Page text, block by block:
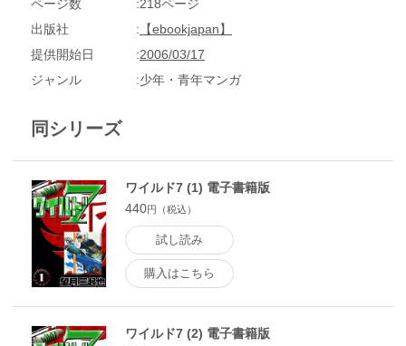
んでいた!!
ページ数
218ページ
出版社
【ebookjapan】
提供開始日
2006/03/17
ジャンル
少年・青年マンガ
同シリーズ
ワイルド7 (1) 電子書籍版
440円（税込）
試し読み
購入はこちら
ワイルド7 (2) 電子書籍版